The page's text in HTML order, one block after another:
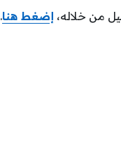
من خلاله، إضغط هنا.